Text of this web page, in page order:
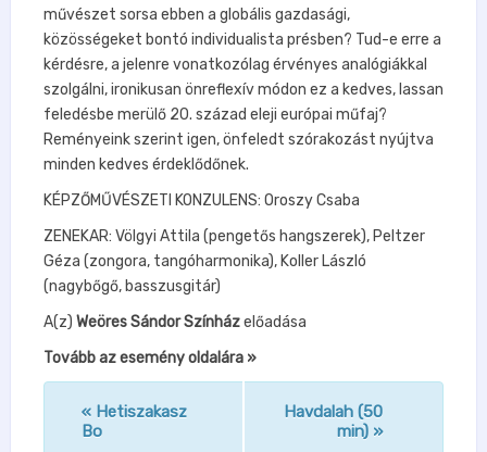
művészet sorsa ebben a globális gazdasági,
közösségeket bontó individualista présben? Tud-e erre a
kérdésre, a jelenre vonatkozólag érvényes analógiákkal
szolgálni, ironikusan önreflexív módon ez a kedves, lassan
feledésbe merülő 20. század eleji európai műfaj?
Reményeink szerint igen, önfeledt szórakozást nyújtva
minden kedves érdeklődőnek.
KÉPZŐMŰVÉSZETI KONZULENS: Oroszy Csaba
ZENEKAR: Völgyi Attila (pengetős hangszerek), Peltzer
Géza (zongora, tangóharmonika), Koller László
(nagybőgő, basszusgitár)
A(z) Weöres Sándor Színházelőadása
Tovább az esemény oldalára »
« Hetiszakasz
Bo
Havdalah (50
min) »